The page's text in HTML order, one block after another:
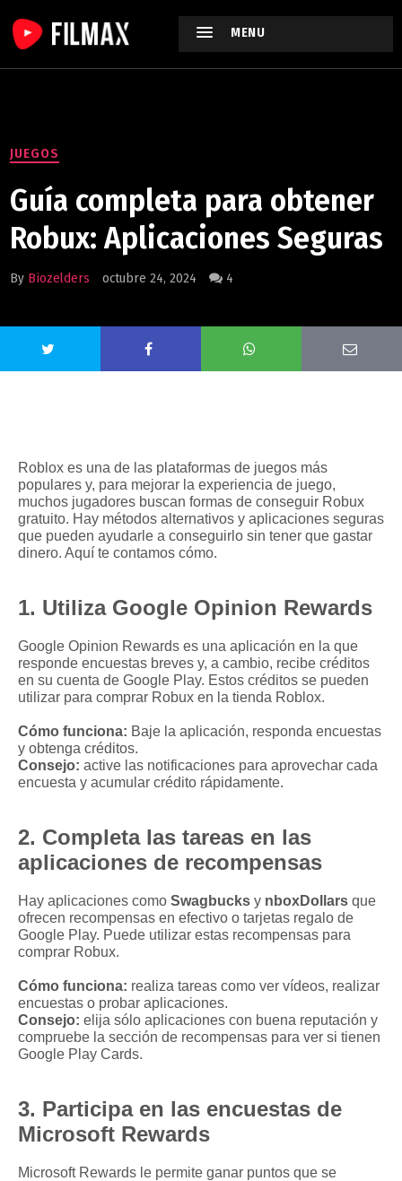
MENU
JUEGOS
Guía completa para obtener
Robux: Aplicaciones Seguras
By Biozelders octubre 24, 2024 4
Roblox es una de las plataformas de juegos más
populares y, para mejorar la experiencia de juego,
muchos jugadores buscan formas de conseguir Robux
gratuito. Hay métodos alternativos y aplicaciones seguras
que pueden ayudarle a conseguirlo sin tener que gastar
dinero. Aquí te contamos cómo.
1. Utiliza Google Opinion Rewards
Google Opinion Rewards es una aplicación en la que
responde encuestas breves y, a cambio, recibe créditos
en su cuenta de Google Play. Estos créditos se pueden
utilizar para comprar Robux en la tienda Roblox.
Cómo funciona: Baje la aplicación, responda encuestas
y obtenga créditos.
Consejo: active las notificaciones para aprovechar cada
encuesta y acumular crédito rápidamente.
2. Completa las tareas en las
aplicaciones de recompensas
Hay aplicaciones como Swagbucks y nboxDollars que
ofrecen recompensas en efectivo o tarjetas regalo de
Google Play. Puede utilizar estas recompensas para
comprar Robux.
Cómo funciona: realiza tareas como ver vídeos, realizar
encuestas o probar aplicaciones.
Consejo: elija sólo aplicaciones con buena reputación y
compruebe la sección de recompensas para ver si tienen
Google Play Cards.
3. Participa en las encuestas de
Microsoft Rewards
Microsoft Rewards le permite ganar puntos que se